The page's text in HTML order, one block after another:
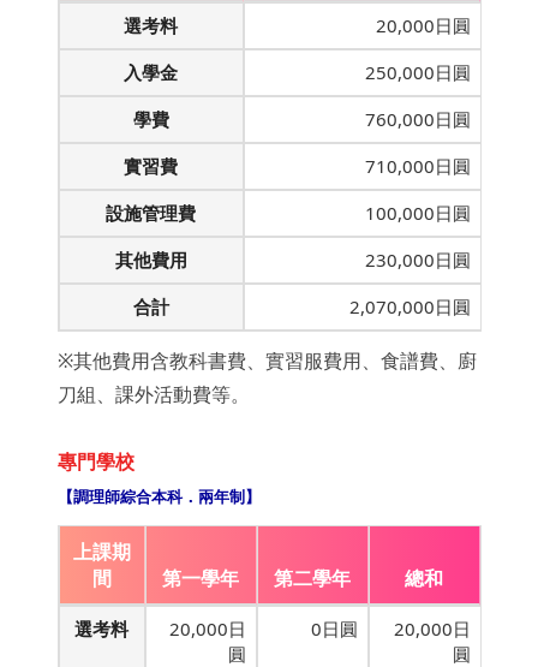
選考料
20,000日圓
入學金
250,000日圓
學費
760,000日圓
實習費
710,000日圓
設施管理費
100,000日圓
其他費用
230,000日圓
合計
2,070,000日圓
※其他費用含教科書費、實習服費用、食譜費、廚
刀組、課外活動費等。
專門學校
【調理師綜合本科．兩年制】
上課期
間
第一學年 第二學年 總和
選考料
20,000日
圓
0日圓
20,000日
圓